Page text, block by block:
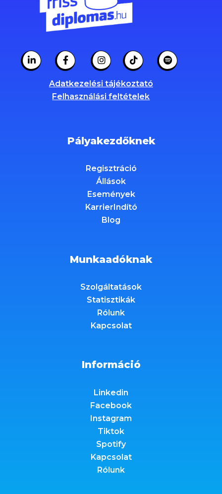
Adatkezelési tájékoztató
Felhasználási feltételek
Pályakezdőknek
Regisztráció
Állások
Események
KarrierIndító
Blog
Munkaadóknak
Szolgáltatások
Statisztikák
Rólunk
Kapcsolat
Információ
Linkedin
Facebook
Instagram
Tiktok
Spotify
Kapcsolat
Rólunk